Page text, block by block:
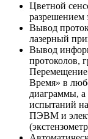
Цветной
разрешением
Вывод
лазерный
Вывод
протоколов,
Время» в
диаграммы, а
испытаний
ПЭВМ и